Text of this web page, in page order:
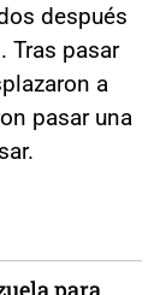
después
Tras pasar
a
pasar una
para